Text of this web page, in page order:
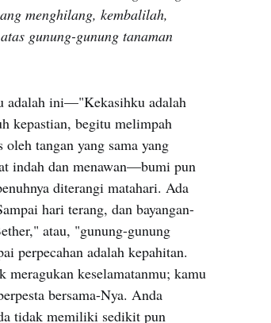
menghilang, kembalilah,
gunung-gunung tanaman
adalah ini—"Kekasihku adalah
kepastian, begitu melimpah
tangan yang sama yang
indah dan menawan—bumi pun
diterangi matahari. Ada
hari terang, dan bayangan-
atau, "gunung-gunung
perpecahan adalah kepahitan.
keselamatanmu; kamu
bersama-Nya. Anda
tidak memiliki sedikit pun